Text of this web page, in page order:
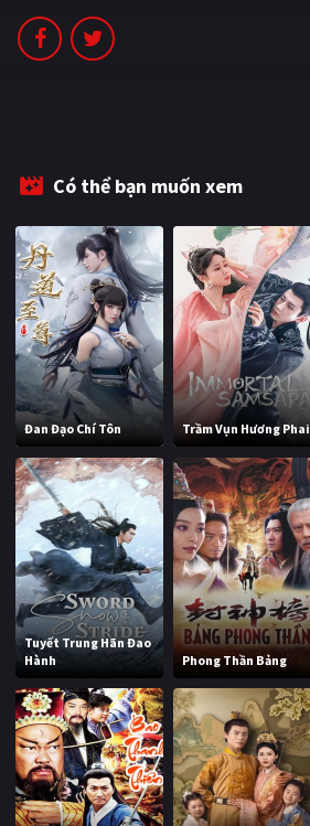
Có thể bạn muốn xem
Đan Đạo Chí Tôn Trầm Vụn Hương Phai
Tuyết Trung Hãn Đao
Hành
Phong Thần Bảng